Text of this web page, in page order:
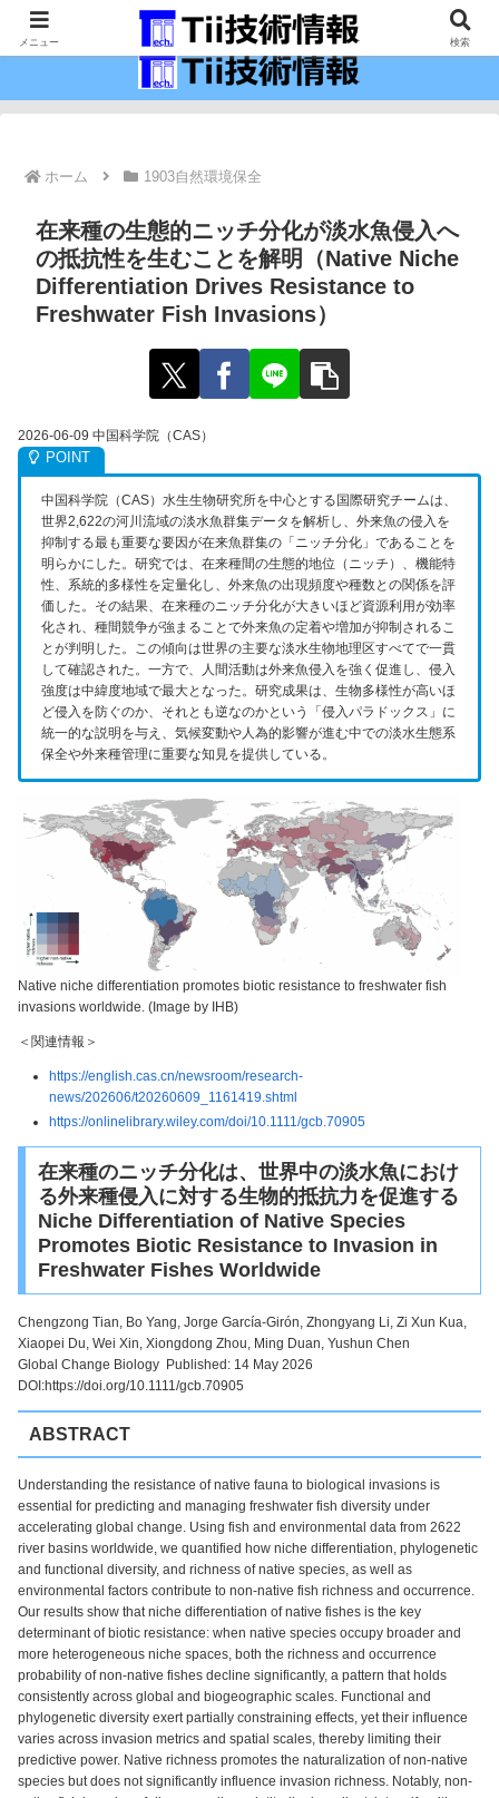
最新の科学技術の情報インフラ。
ホーム 1903自然環境保全
在来種の生態的ニッチ分化が淡水魚侵入へ
の抵抗性を生むことを解明（Native Niche
Differentiation Drives Resistance to
Freshwater Fish Invasions）
2026-06-09 中国科学院（CAS）
中国科学院（CAS）水生生物研究所を中心とする国際研究チームは、
世界2,622の河川流域の淡水魚群集データを解析し、外来魚の侵入を
抑制する最も重要な要因が在来魚群集の「ニッチ分化」であることを
明らかにした。研究では、在来種間の生態的地位（ニッチ）、機能特
性、系統的多様性を定量化し、外来魚の出現頻度や種数との関係を評
価した。その結果、在来種のニッチ分化が大きいほど資源利用が効率
化され、種間競争が強まることで外来魚の定着や増加が抑制されるこ
とが判明した。この傾向は世界の主要な淡水生物地理区すべてで一貫
して確認された。一方で、人間活動は外来魚侵入を強く促進し、侵入
強度は中緯度地域で最大となった。研究成果は、生物多様性が高いほ
ど侵入を防ぐのか、それとも逆なのかという「侵入パラドックス」に
統一的な説明を与え、気候変動や人為的影響が進む中での淡水生態系
保全や外来種管理に重要な知見を提供している。
Native niche differentiation promotes biotic resistance to freshwater fish
invasions worldwide. (Image by IHB)
＜関連情報＞
https://english.cas.cn/newsroom/research-
news/202606/t20260609_1161419.shtml
https://onlinelibrary.wiley.com/doi/10.1111/gcb.70905
在来種のニッチ分化は、世界中の淡水魚におけ
る外来種侵入に対する生物的抵抗力を促進する
Niche Differentiation of Native Species
Promotes Biotic Resistance to Invasion in
Freshwater Fishes Worldwide
Chengzong Tian, Bo Yang, Jorge García-Girón, Zhongyang Li, Zi Xun Kua,
Xiaopei Du, Wei Xin, Xiongdong Zhou, Ming Duan, Yushun Chen
Global Change Biology Published: 14 May 2026
DOI:https://doi.org/10.1111/gcb.70905
ABSTRACT
Understanding the resistance of native fauna to biological invasions is
essential for predicting and managing freshwater fish diversity under
accelerating global change. Using fish and environmental data from 2622
river basins worldwide, we quantified how niche differentiation, phylogenetic
and functional diversity, and richness of native species, as well as
environmental factors contribute to non-native fish richness and occurrence.
Our results show that niche differentiation of native fishes is the key
determinant of biotic resistance: when native species occupy broader and
more heterogeneous niche spaces, both the richness and occurrence
probability of non-native fishes decline significantly, a pattern that holds
consistently across global and biogeographic scales. Functional and
phylogenetic diversity exert partially constraining effects, yet their influence
varies across invasion metrics and spatial scales, thereby limiting their
predictive power. Native richness promotes the naturalization of non-native
species but does not significantly influence invasion richness. Notably, non-
メニュー 検索